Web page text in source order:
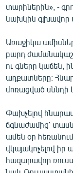
տարիներին», -
նախկին գլխավոր
Առաջիկա
բարդ
ու գները կաճեն,
աղքատները։
մոռացված սննդի
Փախչելով
ճգնաժամից՝
ամեն օր հեռանում
վկայակոչելով իր
հազարավոր